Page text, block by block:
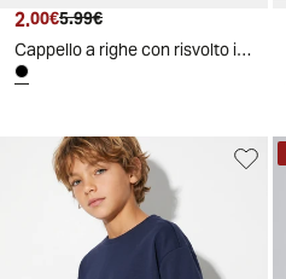
Prezzo attuale
2.00€ Prezzo originale
5.99€
Cappello a righe con risvolto in maglia - Nero